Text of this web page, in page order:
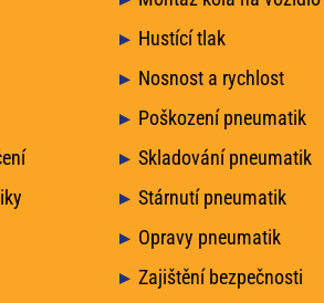
Hustící tlak
Nosnost a rychlost
Poškození pneumatik
Skladování pneumatik
Stárnutí pneumatik
Opravy pneumatik
Zajištění bezpečnosti